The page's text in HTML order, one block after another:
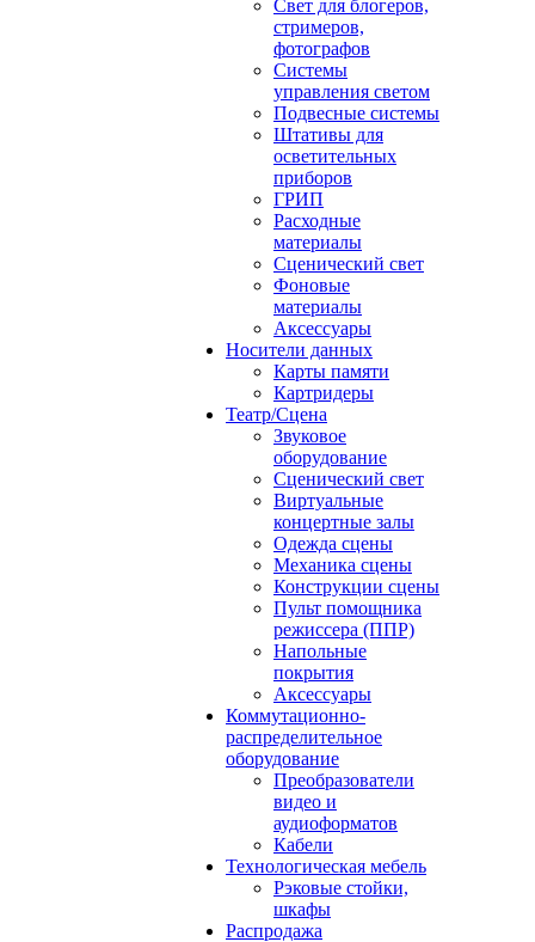
Свет для блогеров,
стримеров,
фотографов
Системы
управления светом
Подвесные системы
Штативы для
осветительных
приборов
ГРИП
Расходные
материалы
Сценический свет
Фоновые
материалы
Аксессуары
Носители данных
Карты памяти
Картридеры
Театр/Сцена
Звуковое
оборудование
Сценический свет
Виртуальные
концертные залы
Одежда сцены
Механика сцены
Конструкции сцены
Пульт помощника
режиссера (ППР)
Напольные
покрытия
Аксессуары
Коммутационно-
распределительное
оборудование
Преобразователи
видео и
аудиоформатов
Кабели
Технологическая мебель
Рэковые стойки,
шкафы
Распродажа